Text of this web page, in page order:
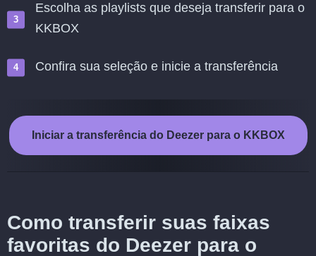
Escolha as playlists que deseja transferir para o
KKBOX
Confira sua seleção e inicie a transferência
Iniciar a transferência do Deezer para o KKBOX
Como transferir suas faixas
favoritas do Deezer para o